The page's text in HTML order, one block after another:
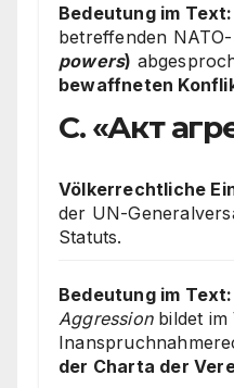
Bedeutung im Text:
betreffenden
powers)
bewaffneten
C. «Акт
Völkerrechtliche
der UN-
Statuts.
Bedeutung im Text:
Aggressionbildet im
der Charta der